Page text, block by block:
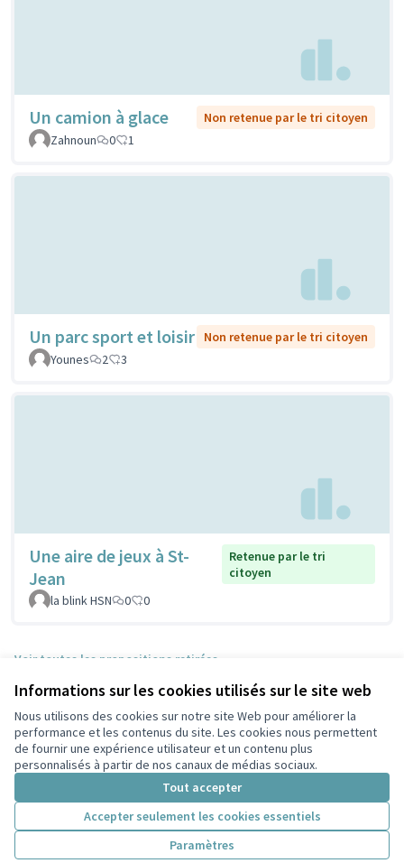
Informations sur les cookies utilisés sur le site web
Nous utilisons des cookies sur notre site Web pour améliorer la
performance et les contenus du site. Les cookies nous permettent
de fournir une expérience utilisateur et un contenu plus
personnalisés à partir de nos canaux de médias sociaux.
Tout accepter
Accepter seulement les cookies essentiels
Paramètres
Un camion à glace
Non retenue par le tri citoyen
Zahnoun
0 1
Un parc sport et loisir
Non retenue par le tri citoyen
Younes
2 3
Une aire de jeux à St-
Jean
Retenue par le tri
citoyen
la blink HSN
0 0
Voir toutes les propositions retirées
Conditions d'utilisation
Paramètres des cookies
Participez Villeurbanne sur X
(Lien externe)
Participez Villeurbanne sur Facebook
Participez Villeurbanne sur Instagram
Participez Villeurbanne sur YouTube
(Lien externe)
Site réalisé grâce aulogiciel libre Decidim .
Licence
(Lien